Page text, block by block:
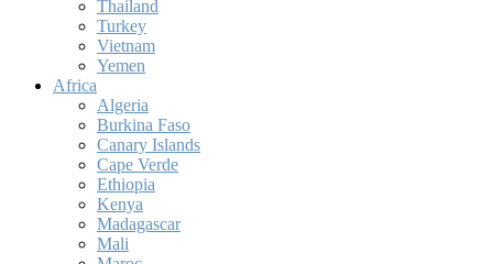
Thailand
Turkey
Vietnam
Yemen
Africa
Algeria
Burkina Faso
Canary Islands
Cape Verde
Ethiopia
Kenya
Madagascar
Mali